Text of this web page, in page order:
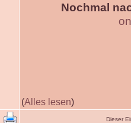
Nochmal
(Alles lesen)
Dieser